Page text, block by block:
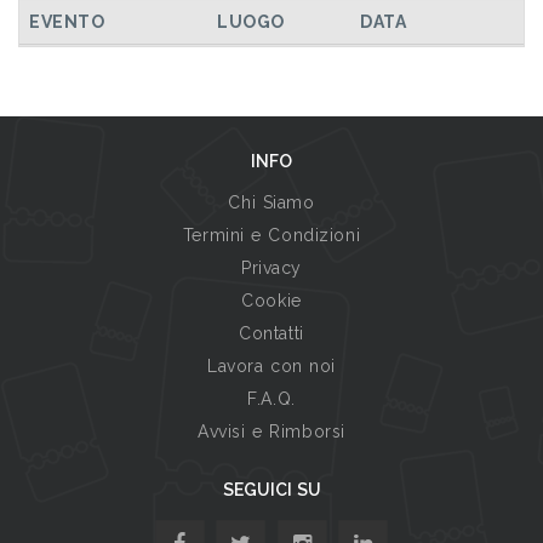
TUTTI GLI EVENTI
EVENTO LUOGO DATA
INFO
Chi Siamo
Termini e Condizioni
Privacy
Cookie
Contatti
Lavora con noi
F.A.Q.
Avvisi e Rimborsi
SEGUICI SU